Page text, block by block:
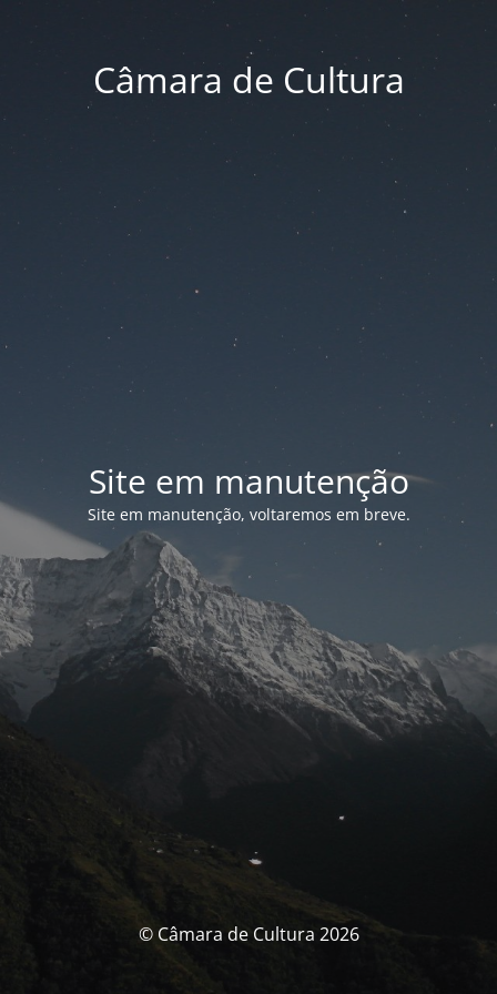
Câmara de Cultura
Site em manutenção
Site em manutenção, voltaremos em breve.
© Câmara de Cultura 2026